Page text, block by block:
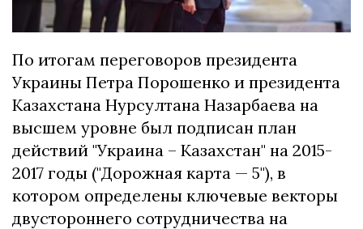
По итогам переговоров президента
Украины Петра Порошенко и президента
Казахстана Нурсултана Назарбаева на
высшем уровне был подписан план
действий "Украина – Казахстан" на 2015-
2017 годы ("Дорожная карта — 5"), в
котором определены ключевые векторы
двустороннего сотрудничества на